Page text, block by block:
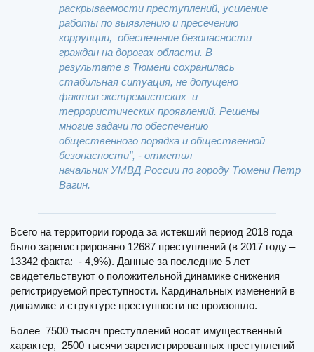
раскрываемости преступлений, усиление
работы по выявлению и пресечению
коррупции, обеспечение безопасности
граждан на дорогах области. В
результате в Тюмени сохранилась
стабильная ситуация, не допущено
фактов экстремистских и
террористических проявлений. Решены
многие задачи по обеспечению
общественного порядка и общественной
безопасности", - отметил
начальник УМВД России по городу Тюмени Петр
Вагин.
Всего на территории города за истекший период 2018 года
было зарегистрировано 12687 преступлений (в 2017 году –
13342 факта: - 4,9%). Данные за последние 5 лет
свидетельствуют о положительной динамике снижения
регистрируемой преступности. Кардинальных изменений в
динамике и структуре преступности не произошло.
Более 7500 тысяч преступлений носят имущественный
характер, 2500 тысячи зарегистрированных преступлений